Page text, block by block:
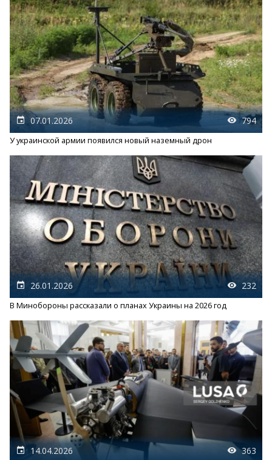
07.01.2026 794
У украинской армии появился новый наземный дрон
26.01.2026 232
В Минобороны рассказали о планах Украины на 2026 год
14.04.2026 363